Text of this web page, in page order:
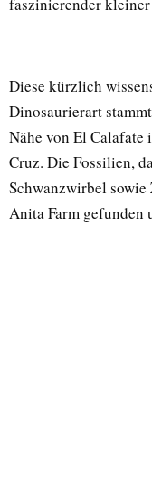
Diese kürzlich
Dinosaurierart
Nähe von El Calafate
Cruz. Die Fossilien,
Schwanzwirbel
Anita Farm